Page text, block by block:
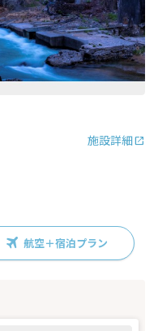
施設詳細
航空＋宿泊プラン